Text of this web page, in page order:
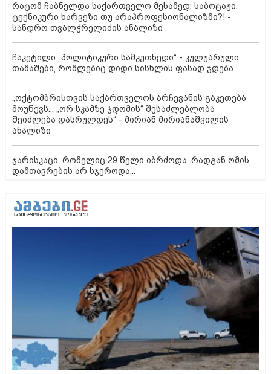
რატომ ჩაბნელდა საქართველო მესამედ: საბოტაჟი,
ტექნიკური ხარვეზი თუ არაპროფესიონალიზმი?! -
სანდრო თვალჭრელიძის ანალიზი
ჩაკეტილი „პოლიტიკური სამკუთხედი“ - კულუარული
თამაშები, რომლებიც დიდი სისხლის ფასად ჯდება
„ოქტომბრისთვის საქართველოს არჩევანის გაკეთება
მოუწევს... „ორ სკამზე ჯდომის“ შესაძლებლობა
შეიძლება დასრულდეს“ - მირიან მირიანაშვილის
ანალიზი
ჯარისკაცი, რომელიც 29 წელი იბრძოდა, რადგან ომის
დამთავრების არ სჯეროდა...